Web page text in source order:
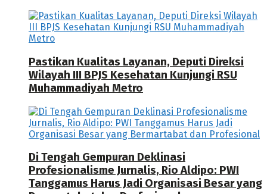
Pastikan Kualitas Layanan, Deputi Direksi
Wilayah III BPJS Kesehatan Kunjungi RSU
Muhammadiyah Metro
Di Tengah Gempuran Deklinasi
Profesionalisme Jurnalis, Rio Aldipo: PWI
Tanggamus Harus Jadi Organisasi Besar yang